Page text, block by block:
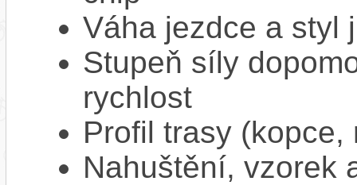
Váha jezdce a styl
Stupeň síly
rychlost
Profil trasy
Nahuštění, vzorek